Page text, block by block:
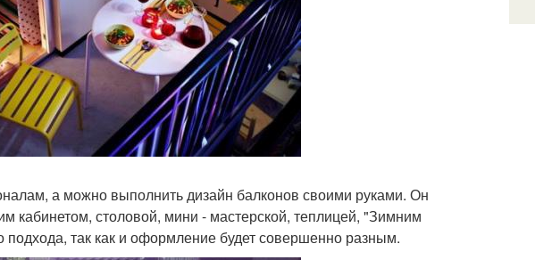
а можно выполнить дизайн балконов своими руками. Он
кабинетом, столовой, мини - мастерской, теплицей, "Зимним
так как и оформление будет совершенно разным.